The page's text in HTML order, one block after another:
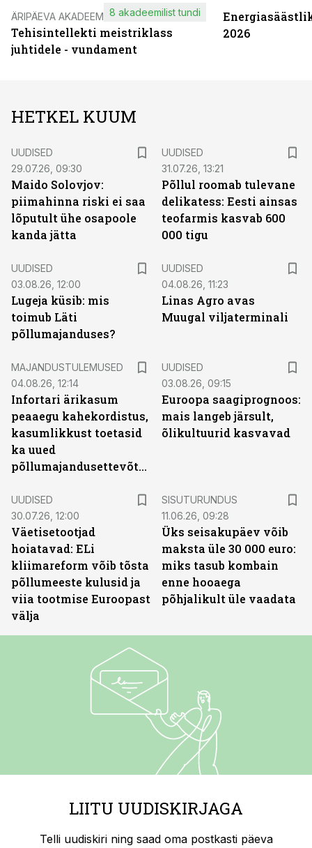
ÄRIPÄEVA AKADEEMIA
Tehisintellekti meistriklass
juhtidele - vundament
8 akadeemilist tundi
2026
HETKEL KUUM
UUDISED
29.07.26, 09:30
Maido Solovjov:
piimahinna riski ei saa
lõputult ühe osapoole
kanda jätta
UUDISED
31.07.26, 13:21
Põllul roomab tulevane
delikatess: Eesti ainsas
teofarmis kasvab 600
000 tigu
UUDISED
03.08.26, 12:00
Lugeja küsib: mis
toimub Läti
põllumajanduses?
UUDISED
04.08.26, 11:23
Linas Agro avas
Muugal viljaterminali
MAJANDUSTULEMUSED
04.08.26, 12:14
Infortari ärikasum
peaaegu kahekordistus,
kasumlikkust toetasid
ka uued
põllumajandusettevõtted
UUDISED
03.08.26, 09:15
Euroopa saagiprognoos:
mais langeb järsult,
õlikultuurid kasvavad
UUDISED
30.07.26, 12:00
Väetisetootjad
hoiatavad: ELi
kliimareform võib tõsta
põllumeeste kulusid ja
viia tootmise Euroopast
välja
SISUTURUNDUS
11.06.26, 09:28
Üks seisakupäev võib
maksta üle 30 000 euro:
miks tasub kombain
enne hooaega
põhjalikult üle vaadata
LIITU UUDISKIRJAGA
Telli uudiskiri ning saad oma postkasti päeva